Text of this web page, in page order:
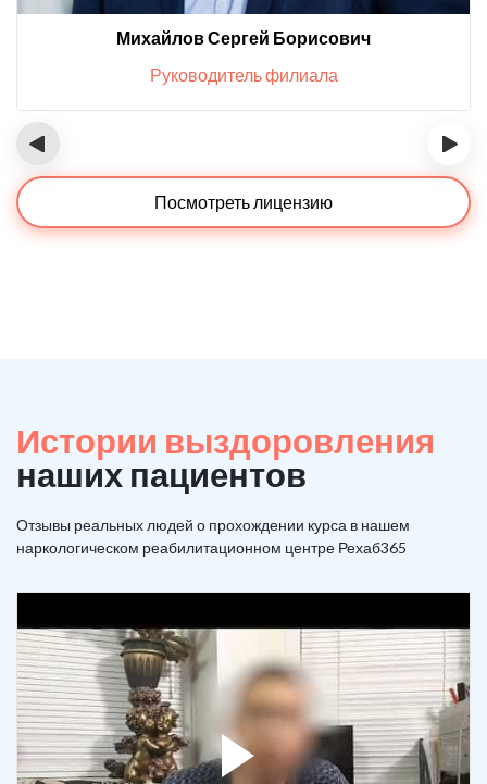
Михайлов Сергей Борисович
Руководитель филиала
‹ ›
Посмотреть лицензию
Истории выздоровления
наших пациентов
Отзывы реальных людей о прохождении курса в нашем
наркологическом реабилитационном центре Рехаб365